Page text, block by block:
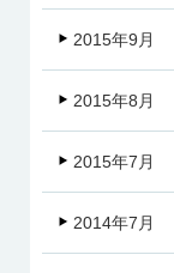
2015年9月
2015年8月
2015年7月
2014年7月